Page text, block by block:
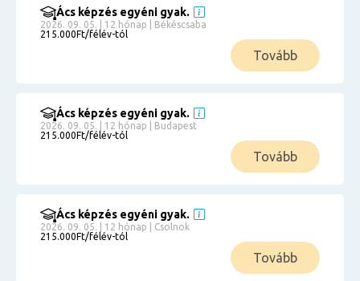
Ács képzés egyéni gyak.
2026. 09. 05. | 12 hónap | Békéscsaba
215.000Ft/félév-tól
Tovább
Ács képzés egyéni gyak.
2026. 09. 05. | 12 hónap | Budapest
215.000Ft/félév-tól
Tovább
Ács képzés egyéni gyak.
2026. 09. 05. | 12 hónap | Csolnok
215.000Ft/félév-tól
Tovább